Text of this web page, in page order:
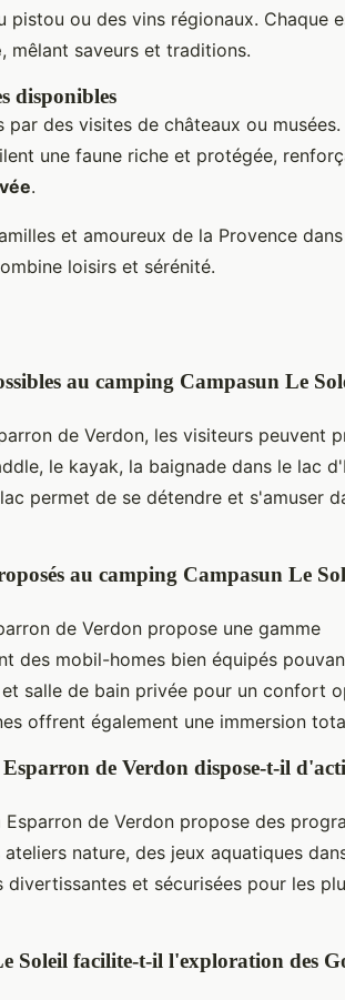
pistou ou des vins régionaux. Chaque
, mêlant saveurs et traditions.
disponibles
des visites de châteaux ou
une faune riche et protégée,
.
et amoureux de la Provence
loisirs et sérénité.
au camping Campasun Le
de Verdon, les visiteurs peuvent
le kayak, la baignade dans le lac
permet de se détendre et s'amuser
au camping Campasun Le
de Verdon propose une gamme
des mobil-homes bien équipés
salle de bain privée pour un confort
offrent également une immersion
de Verdon dispose-t-il
de Verdon propose des
nature, des jeux aquatiques
et sécurisées pour les
Soleil facilite-t-il l'exploration des